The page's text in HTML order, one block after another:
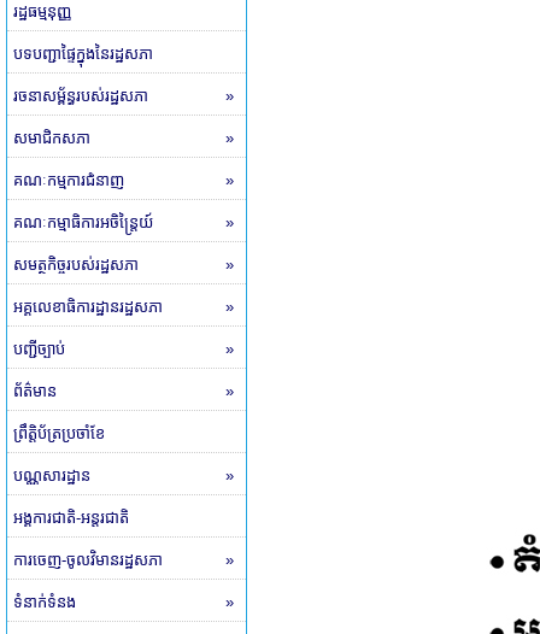
រដ្ឋធម្មនុញ្ញ
បទបញ្ជាផ្ទៃក្នុងនៃរដ្ឋសភា
រចនាសម្ព័ន្ធរបស់រដ្ឋសភា »
សមាជិកសភា »
គណៈកម្មការជំនាញ »
គណៈកម្មាធិការអចិន្ត្រៃយ៍ »
សមត្ថកិច្ចរបស់រដ្ឋសភា »
អគ្គលេខាធិការដ្ឋានរដ្ឋសភា »
បញ្ជីច្បាប់ »
ព័ត៌មាន »
ព្រឹត្តិប័ត្រប្រចាំខែ
បណ្ណសារដ្ឋាន »
អង្គការជាតិ-អន្តរជាតិ
ការចេញ-ចូលវិមានរដ្ឋសភា »
ទំនាក់ទំនង »